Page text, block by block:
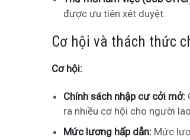
được ưu tiên xét duyệt.
Cơ hội và thách thức
Cơ hội:
Chính sách nhập cư cởi mở:
ra nhiều cơ hội cho người
Mức lương hấp dẫn: Mức